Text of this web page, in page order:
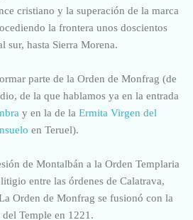
cristiano y la superación de la marca
la frontera unos doscientos
sur, hasta Sierra Morena.
parte de la Orden de Monfrag (de
de la que hablamos ya en la entrada
y en la de la Ermita Virgen del
en Teruel).
de Montalbán a la Orden Templaria
entre las órdenes de Calatrava,
Orden de Monfrag se fusionó con la
del Temple en 1221.